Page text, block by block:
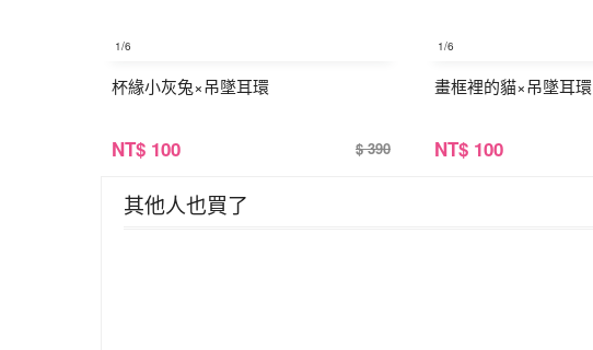
1/6
杯緣小灰兔×吊墜耳環
NT$ 100 $ 390
1/6
畫框裡的貓×吊墜耳環
NT$ 100
其他人也買了